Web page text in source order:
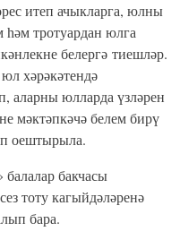
итеп ачыкларга, юлны
тротуардан юлга
белергә тиешләр.
хәрәкәтендә
аларны юлларда үзләрен
мәктәпкәчә белем бирү
оештырыла.
бакчасы
тоту кагыйдәләренә
бара.